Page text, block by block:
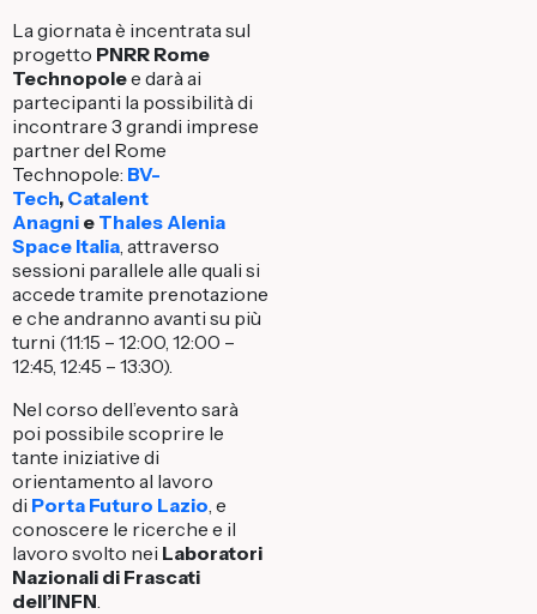
La giornata è incentrata sul
progetto PNRR Rome
Technopolee darà ai
partecipanti la possibilità di
incontrare 3 grandi imprese
partner del Rome
Technopole: BV-
Tech, Catalent
Anagni e Thales Alenia
Space Italia, attraverso
sessioni parallele alle quali si
accede tramite prenotazione
e che andranno avanti su più
turni (11:15 – 12:00, 12:00 –
12:45, 12:45 – 13:30).
Nel corso dell’evento sarà
poi possibile scoprire le
tante iniziative di
orientamento al lavoro
di Porta Futuro Lazio, e
conoscere le ricerche e il
lavoro svolto nei Laboratori
Nazionali di Frascati
dell’INFN.